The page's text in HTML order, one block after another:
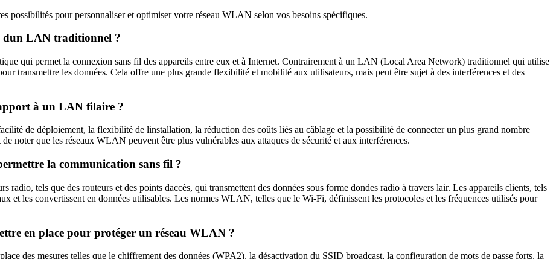
possibilités pour personnaliser et optimiser votre réseau WLAN selon vos besoins spécifiques.
dun LAN traditionnel ?
qui permet la connexion sans fil des appareils entre eux et à Internet. Contrairement à un LAN (Local Area Network) traditionnel qui utilise
transmettre les données. Cela offre une plus grande flexibilité et mobilité aux utilisateurs, mais peut être sujet à des interférences et des
à un LAN filaire ?
de déploiement, la flexibilité de linstallation, la réduction des coûts liés au câblage et la possibilité de connecter un plus grand nombre
noter que les réseaux WLAN peuvent être plus vulnérables aux attaques de sécurité et aux interférences.
la communication sans fil ?
tels que des routeurs et des points daccès, qui transmettent des données sous forme dondes radio à travers lair. Les appareils clients, tels
et les convertissent en données utilisables. Les normes WLAN, telles que le Wi-Fi, définissent les protocoles et les fréquences utilisés pour
en place pour protéger un réseau WLAN ?
des mesures telles que le chiffrement des données (WPA2), la désactivation du SSID broadcast, la configuration de mots de passe forts, la